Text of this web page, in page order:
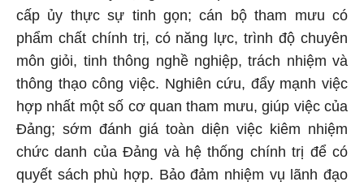
cấp ủy thực sự tinh gọn; cán bộ tham mưu có
phẩm chất chính trị, có năng lực, trình độ chuyên
môn giỏi, tinh thông nghề nghiệp, trách nhiệm và
thông thạo công việc. Nghiên cứu, đẩy mạnh việc
hợp nhất một số cơ quan tham mưu, giúp việc của
Đảng; sớm đánh giá toàn diện việc kiêm nhiệm
chức danh của Đảng và hệ thống chính trị để có
quyết sách phù hợp. Bảo đảm nhiệm vụ lãnh đạo